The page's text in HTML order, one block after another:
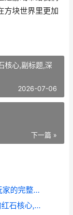
方块世界里更加
核心,副标题,深
2026-07-06
下一篇 »
**ios版我的世界存档怎么用，资深玩家的完整指南与心得分享**
我的世界怎么粘性活塞,一个被低估的红石核心,副标题,深入解析其机制与应用艺术